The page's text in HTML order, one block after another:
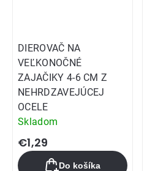
DIEROVAČ NA
VEĽKONOČNÉ
ZAJAČIKY 4-6 CM Z
NEHRDZAVEJÚCEJ
OCELE
Skladom
€1,29
Do košíka